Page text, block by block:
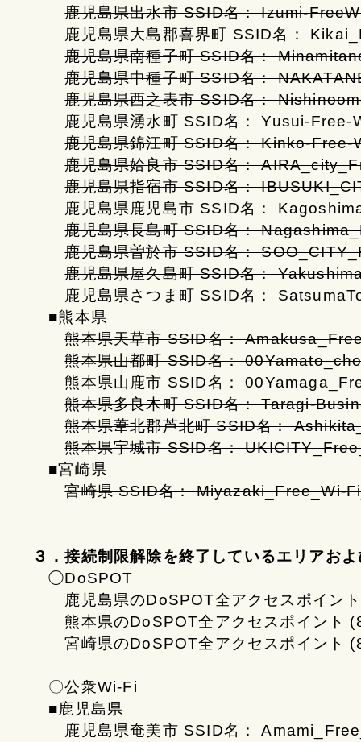
鹿児島県出水市 SSID名： Izumi-
鹿児島県大島郡喜界町 SSID名：
鹿児島県南種子町 SSID名：
鹿児島県中種子町 SSID名：
鹿児島県西之表市 SSID名：
鹿児島県湧水町 SSID名： Yusui-Free-
鹿児島県錦江町 SSID名： Kinko-Free-
鹿児島県姶良市 SSID名：
鹿児島県指宿市 SSID名：
鹿児島県鹿児島市 SSID名：
鹿児島県長島町 SSID名：
鹿児島県曽於市 SSID名：
鹿児島県屋久島町 SSID名：
鹿児島県さつま町 SSID名：
■熊本県
熊本県天草市 SSID名：
熊本県山都町 SSID名：
熊本県山鹿市 SSID名：
熊本県多良木町 SSID名： Taragi-
熊本県葦北郡芦北町 SSID名：
熊本県宇城市 SSID名：
■宮崎県
宮崎県 SSID名： Miyazaki_Free_Wi-
３．接続制限解除を終了しているエリアお
◯DoSPOT
鹿児島県のDoSPOT全アクセスポイン
熊本県のDoSPOT全アクセスポイント
宮崎県のDoSPOT全アクセスポイント
〇公衆Wi-Fi
■鹿児島県
鹿児島県奄美市 SSID名：